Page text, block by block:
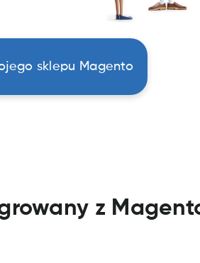
sklepu Magento
z